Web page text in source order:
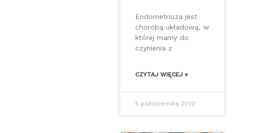
Endometrioza jest
chorobą układową, w
której mamy do
czynienia z
CZYTAJ WIĘCEJ »
5 października 2022